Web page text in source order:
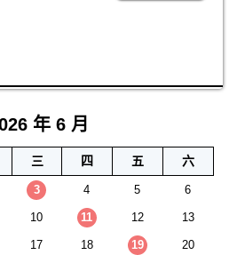
年 6 月
三 四 五 六
3 4 5 6
10 11 12 13
17 18 19 20